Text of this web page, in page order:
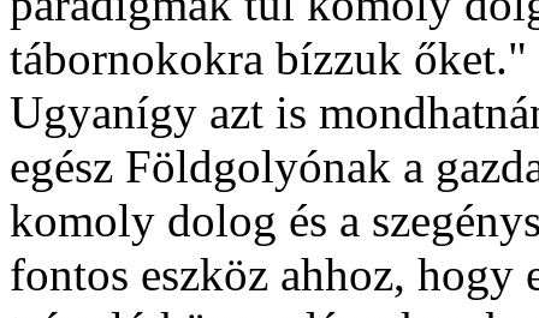
tábornokokra bízzuk őket."
Ugyanígy azt is
egész Földgolyónak a
komoly dolog és a
fontos eszköz ahhoz, hogy